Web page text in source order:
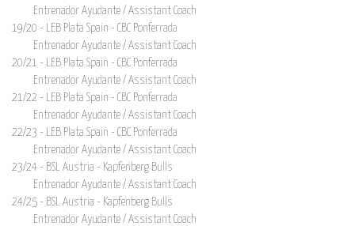
Entrenador Ayudante / Assistant Coach
19/20 - LEB Plata Spain - CBC Ponferrada
Entrenador Ayudante / Assistant Coach
20/21 - LEB Plata Spain - CBC Ponferrada
Entrenador Ayudante / Assistant Coach
21/22 - LEB Plata Spain - CBC Ponferrada
Entrenador Ayudante / Assistant Coach
22/23 - LEB Plata Spain - CBC Ponferrada
Entrenador Ayudante / Assistant Coach
23/24 - BSL Austria - Kapfenberg Bulls
Entrenador Ayudante / Assistant Coach
24/25 - BSL Austria - Kapfenberg Bulls
Entrenador Ayudante / Assistant Coach